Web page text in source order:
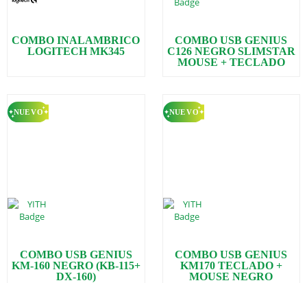
COMBO INALAMBRICO
LOGITECH MK345
COMBO USB GENIUS
C126 NEGRO SLIMSTAR
MOUSE + TECLADO
COMBO USB GENIUS
KM-160 NEGRO (KB-115+
DX-160)
COMBO USB GENIUS
KM170 TECLADO +
MOUSE NEGRO